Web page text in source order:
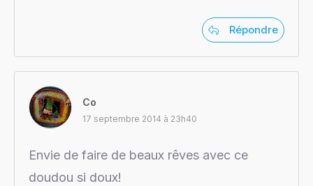
Répondre
Co
17 septembre 2014 à 23h40
Envie de faire de beaux rêves avec ce
doudou si doux!